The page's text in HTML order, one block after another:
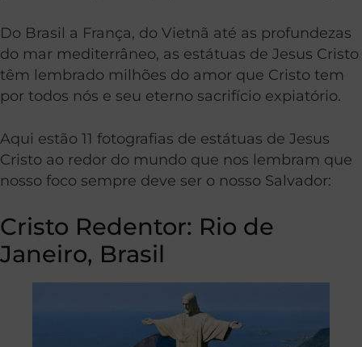
Do Brasil a França, do Vietnã até as profundezas
do mar mediterrâneo, as estátuas de Jesus Cristo
têm lembrado milhões do amor que Cristo tem
por todos nós e seu eterno sacrifício expiatório.
Aqui estão 11 fotografias de estátuas de Jesus
Cristo ao redor do mundo que nos lembram que
nosso foco sempre deve ser o nosso Salvador:
Cristo Redentor: Rio de
Janeiro, Brasil